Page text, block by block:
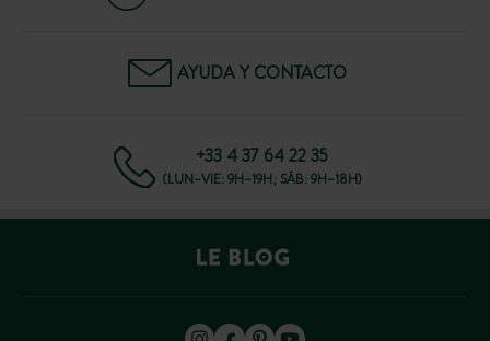
AYUDA Y CONTACTO
+33 4 37 64 22 35
(LUN–VIE: 9H–19H; SÁB: 9H–18H)